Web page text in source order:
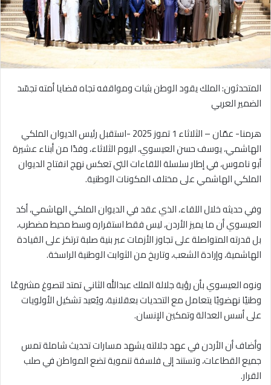
المتحدثون: الملك يقود الوطن بثبات ومواقفه تجاه قضايا أمته تجسّد
الضمير العربي
هرمنا- عمّان – الثلاثاء 1 تموز 2025 -استقبل رئيس الديوان الملكي
الهاشمي، يوسف حسن العيسوي، اليوم الثلاثاء، وفدًا من أبناء عشيرة
أبو ناموس، في إطار سلسلة اللقاءات التي تعكس نهج انفتاح الديوان
الملكي الهاشمي على مختلف المكونات الوطنية.
وفي حديثه خلال اللقاء، الذي عقد في الديوان الملكي الهاشمي، أكد
العيسوي أن ما يميز الأردن، ليس فقط استقراره وسط محيط مضطرب،
بل قدرته المتواصلة على تجاوز الأزمات عبر بنية صلبة ترتكز على القيادة
الهاشمية، وإرادة الشعب، وتاريخ من الثوابت الوطنية الراسخة.
ونوه العيسوي بأن رؤية جلالة الملك عبدالله الثاني تمتد لتصوغ مشروعًا
وطنيًا نهضويًا يتعامل مع التحديات بعقلانية، ويُعيد تشكيل الأولويات
على أسس العدالة وتمكين الإنسان.
وأضاف أن الأردن في عهد جلالته يشهد مسارات تحديث شاملة تمس
جميع القطاعات، وتستند إلى فلسفة تنموية تضع المواطن في صلب
القرار.